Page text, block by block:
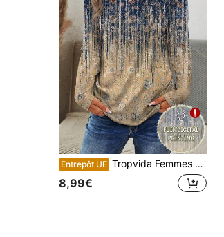
Entrepôt UE Tropvida Femmes Casual Rétro Imprimé Intégral Manches Longues T-Shirt, Automne Graphique Tees Femmes Hauts Pour Le Printemps
8,99€